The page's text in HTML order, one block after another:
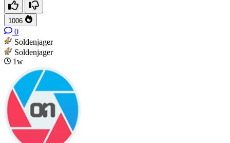
1006
0
Soldenjager
Soldenjager
1w